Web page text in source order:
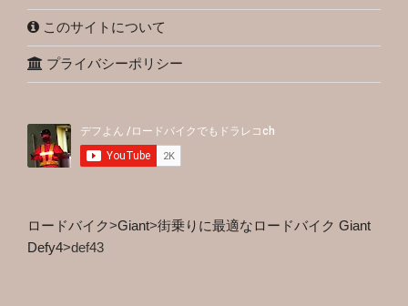
このサイトについて
プライバシーポリシー
ロードバイク>Giant>街乗りに最適なロードバイク Giant
Defy4>def43